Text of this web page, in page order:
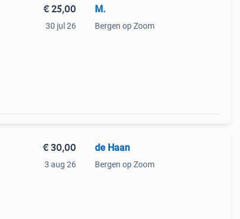
€ 25,00
30 jul 26
M.
Bergen op Zoom
€ 30,00
3 aug 26
de Haan
Bergen op Zoom